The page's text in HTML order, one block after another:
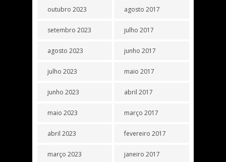
outubro 2023
setembro 2023
agosto 2023
julho 2023
junho 2023
maio 2023
abril 2023
março 2023
agosto 2017
julho 2017
junho 2017
maio 2017
abril 2017
março 2017
fevereiro 2017
janeiro 2017